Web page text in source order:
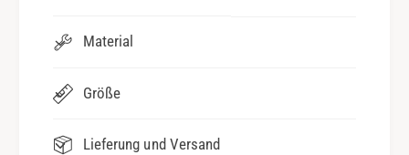
Material
Größe
Lieferung und Versand